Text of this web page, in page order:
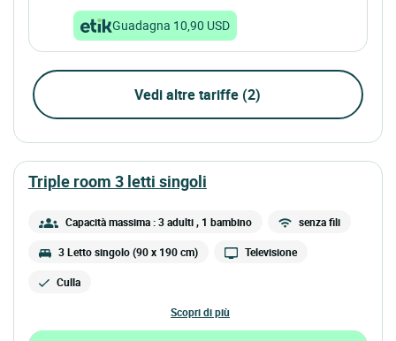
Guadagna 10,90 USD
Vedi altre tariffe (2)
triple room 3 letti singoli
Capacità massima : 3 adulti, 1 bambino senza fili
3 Letto singolo (90 x 190 cm) Televisione
Culla
scopri di più